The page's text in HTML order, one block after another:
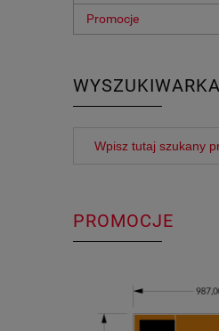
Promocje
WYSZUKIWARKA
PROMOCJE